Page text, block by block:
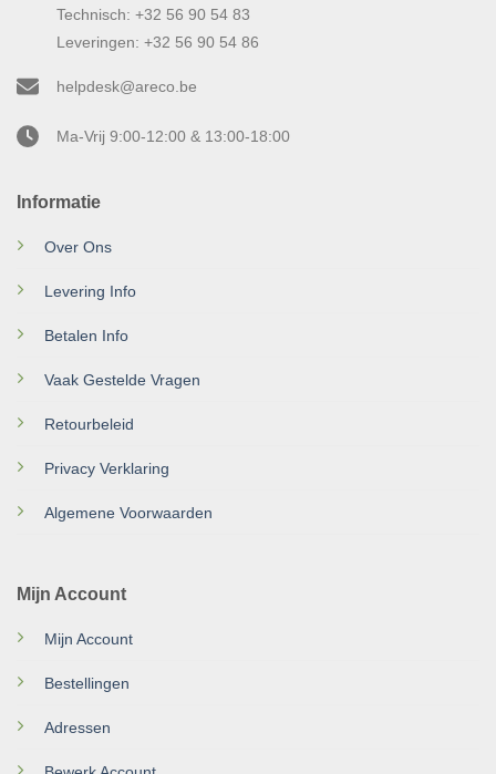
Informatie
Over Ons
Levering Info
Betalen Info
Vaak Gestelde Vragen
Retourbeleid
Privacy Verklaring
Algemene Voorwaarden
Mijn Account
Mijn Account
Bestellingen
Adressen
Technisch: +32 56 90 54 83
Leveringen: +32 56 90 54 86
helpdesk@areco.be
Ma-Vrij 9:00-12:00 & 13:00-18:00